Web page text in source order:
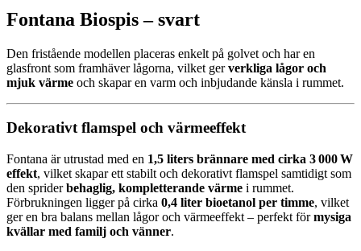
Fontana Biospis – svart
Den fristående modellen placeras enkelt på golvet och har en
glasfront som framhäver lågorna, vilket gerverkliga lågor och
mjuk värme och skapar en varm och inbjudande känsla i rummet.
Dekorativt flamspel och värmeeffekt
Fontana är utrustad med en 1,5 liters brännare med cirka 3 000 W
effekt, vilket skapar ett stabilt och dekorativt flamspel samtidigt som
den spriderbehaglig, kompletterande värme i rummet.
Förbrukningen ligger på cirka 0,4 liter bioetanol per timme, vilket
ger en bra balans mellan lågor och värmeeffekt – perfekt förmysiga
kvällar med familj och vänner.